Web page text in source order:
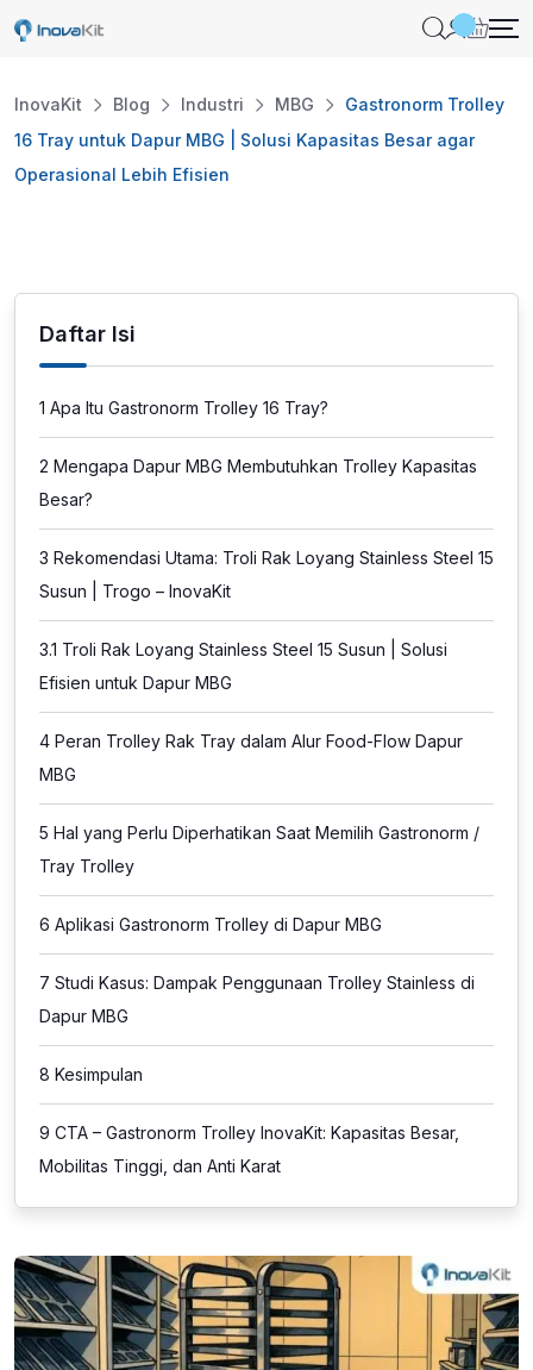
Skip
InovaKit Blog Industri MBG
Gastronorm Trolley
16 Tray untuk Dapur MBG | Solusi Kapasitas Besar agar
Operasional Lebih Efisien
Daftar Isi
1 Apa Itu Gastronorm Trolley 16 Tray?
2 Mengapa Dapur MBG Membutuhkan Trolley Kapasitas
Besar?
3 Rekomendasi Utama: Troli Rak Loyang Stainless Steel 15
Susun | Trogo – InovaKit
3.1 Troli Rak Loyang Stainless Steel 15 Susun | Solusi
Efisien untuk Dapur MBG
4 Peran Trolley Rak Tray dalam Alur Food-Flow Dapur
MBG
5 Hal yang Perlu Diperhatikan Saat Memilih Gastronorm /
Tray Trolley
6 Aplikasi Gastronorm Trolley di Dapur MBG
7 Studi Kasus: Dampak Penggunaan Trolley Stainless di
Dapur MBG
8 Kesimpulan
9 CTA – Gastronorm Trolley InovaKit: Kapasitas Besar,
Mobilitas Tinggi, dan Anti Karat